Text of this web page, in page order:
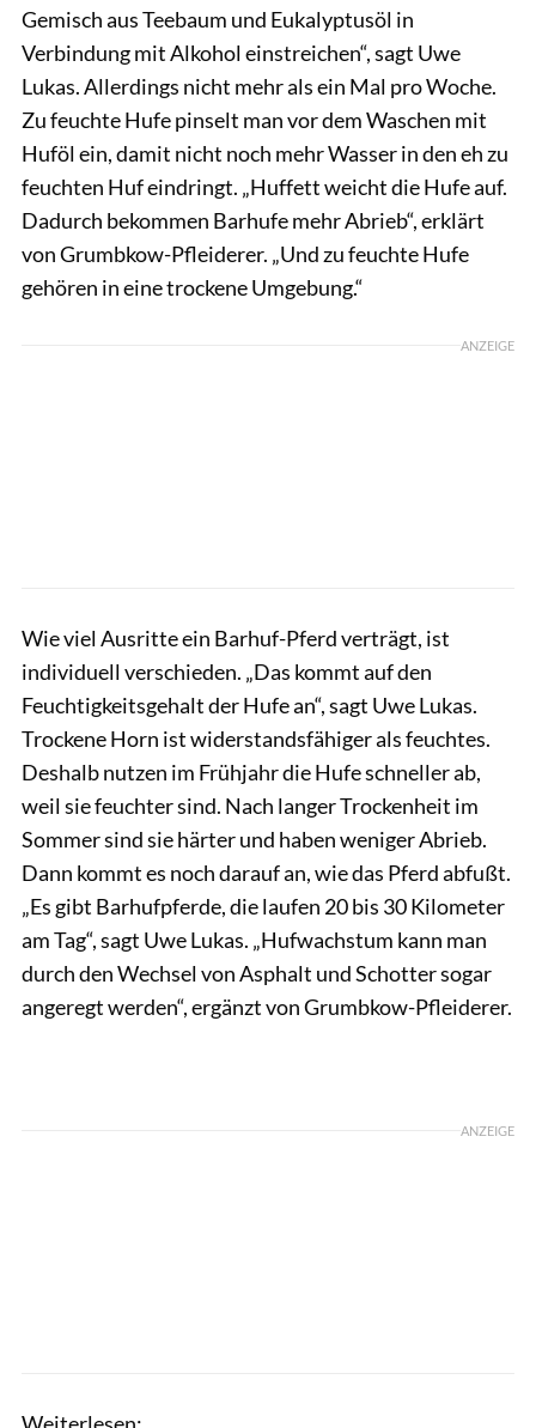
Gemisch aus Teebaum und Eukalyptusöl in
Verbindung mit Alkohol einstreichen“, sagt Uwe
Lukas. Allerdings nicht mehr als ein Mal pro Woche.
Zu feuchte Hufe pinselt man vor dem Waschen mit
Huföl ein, damit nicht noch mehr Wasser in den eh zu
feuchten Huf eindringt. „Huffett weicht die Hufe auf.
Dadurch bekommen Barhufe mehr Abrieb“, erklärt
von Grumbkow-Pfleiderer. „Und zu feuchte Hufe
gehören in eine trockene Umgebung.“
ANZEIGE
Wie viel Ausritte ein Barhuf-Pferd verträgt, ist
individuell verschieden. „Das kommt auf den
Feuchtigkeitsgehalt der Hufe an“, sagt Uwe Lukas.
Trockene Horn ist widerstandsfähiger als feuchtes.
Deshalb nutzen im Frühjahr die Hufe schneller ab,
weil sie feuchter sind. Nach langer Trockenheit im
Sommer sind sie härter und haben weniger Abrieb.
Dann kommt es noch darauf an, wie das Pferd abfußt.
„Es gibt Barhufpferde, die laufen 20 bis 30 Kilometer
am Tag“, sagt Uwe Lukas. „Hufwachstum kann man
durch den Wechsel von Asphalt und Schotter sogar
angeregt werden“, ergänzt von Grumbkow-Pfleiderer.
ANZEIGE